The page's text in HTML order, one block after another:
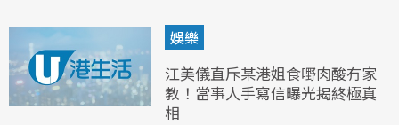
娛樂
江美儀直斥某港姐食嘢肉酸冇家
教！當事人手寫信曝光揭終極真
相